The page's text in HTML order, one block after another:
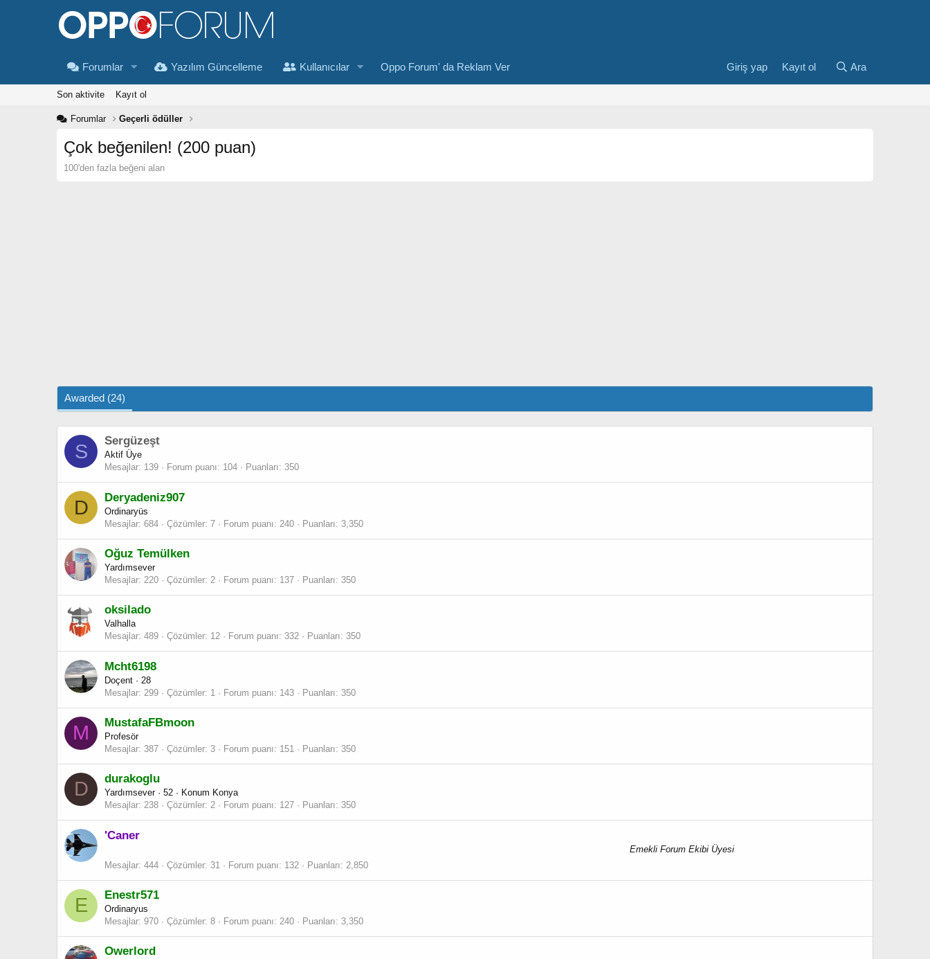
Forumlar Yazılım Güncelleme Kullanıcılar Oppo Forum' da Reklam Ver Giriş yap Kayıt ol Ara
Son aktivite Kayıt ol
Forumlar Geçerli ödüller
Çok beğenilen! (200 puan)
100'den fazla beğeni alan
Awarded (24)
S Sergüzeşt
Aktif Üye
Mesajlar 139 Forum puanı 104 Puanları 350
D Deryadeniz907
Ordinaryüs
Mesajlar 684 Çözümler 7 Forum puanı 240 Puanları 3,350
Oğuz Temülken
Yardımsever
Mesajlar 220 Çözümler 2 Forum puanı 137 Puanları 350
oksilado
Valhalla
Mesajlar 489 Çözümler 12 Forum puanı 332 Puanları 350
Mcht6198
Doçent · 28
Mesajlar 299 Çözümler 1 Forum puanı 143 Puanları 350
M MustafaFBmoon
Profesör
Mesajlar 387 Çözümler 3 Forum puanı 151 Puanları 350
D durakoglu
Yardımsever · 52 · Konum Konya
Mesajlar 238 Çözümler 2 Forum puanı 127 Puanları 350
'Caner
Emekli Forum Ekibi Üyesi
Mesajlar 444 Çözümler 31 Forum puanı 132 Puanları 2,850
E Enestr571
Ordinaryus
Mesajlar 970 Çözümler 8 Forum puanı 240 Puanları 3,350
Owerlord